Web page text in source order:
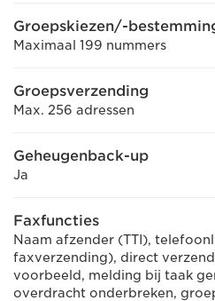
Groepskiezen/-
Maximaal 199 nummers
Groepsverzending
Max. 256 adressen
Geheugenback-up
Ja
Faxfuncties
Naam afzender (TTI),
faxverzending), direct
voorbeeld, melding bij taak
overdracht onderbreken,